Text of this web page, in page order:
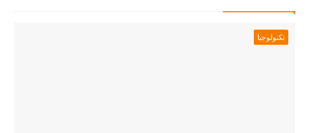
تكنولوجيا